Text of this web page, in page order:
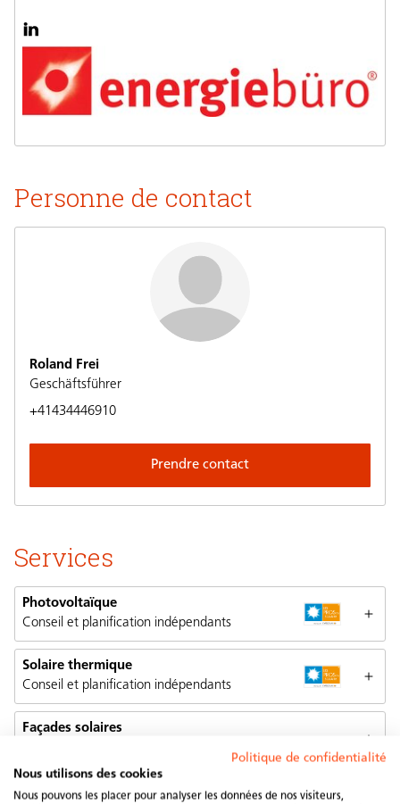
Personne de contact
Roland Frei
Geschäftsführer
+41434446910
Prendre contact
Services
Photovoltaïque
Conseil et planification indépendants
Solaire thermique
Conseil et planification indépendants
Façades solaires
Services
Politique de confidentialité
Nous utilisons des cookies
Nous pouvons les placer pour analyser les données de nos visiteurs,